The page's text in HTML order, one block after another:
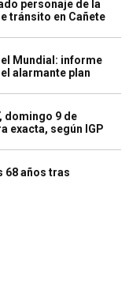
personaje de la
tránsito en Cañete
Mundial: informe
alarmante plan
domingo 9 de
exacta, según IGP
68 años tras